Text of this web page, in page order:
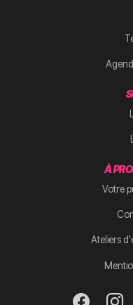
À
Votre
Ateliers